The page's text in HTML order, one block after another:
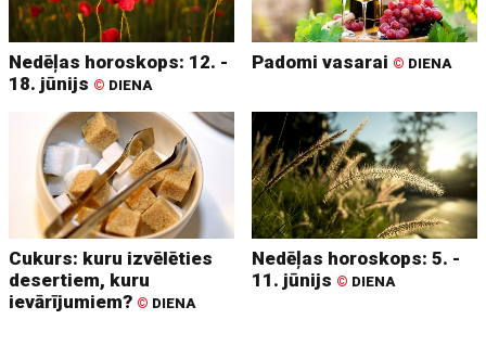
Nedēļas horoskops: 12. -
18. jūnijs © DIENA
Padomi vasarai © DIENA
Cukurs: kuru izvēlēties
desertiem, kuru
ievārījumiem? © DIENA
Nedēļas horoskops: 5. -
11. jūnijs © DIENA